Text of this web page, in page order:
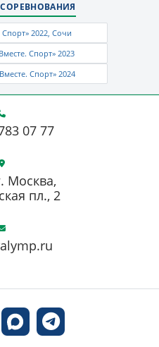
2022, Сочи
Спорт» 2023
Спорт» 2024
07 77
Москва,
пл., 2